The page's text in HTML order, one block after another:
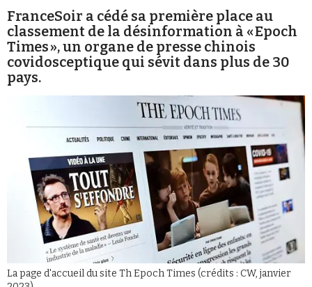
Revues de presse
Faire un don
FranceSoir a cédé sa première place au
classement de la désinformation à « Epoch
Times », un organe de presse chinois
covidosceptique qui sévit dans plus de 30
pays.
La page d'accueil du site Th Epoch Times (crédits : CW, janvier